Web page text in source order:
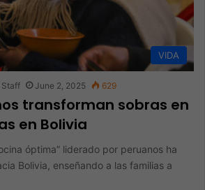
VIDA
Staff June 2, 2025 629
transforman sobras en
en Bolivia
óptima” liderado por peruanos ha
Bolivia, enseñando a las familias a